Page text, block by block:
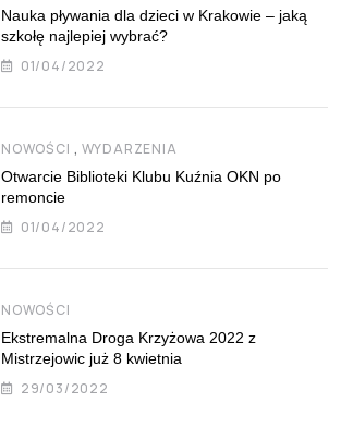
Nauka pływania dla dzieci w Krakowie – jaką
szkołę najlepiej wybrać?
01/04/2022
NOWOŚCI , WYDARZENIA
Otwarcie Biblioteki Klubu Kuźnia OKN po
remoncie
01/04/2022
NOWOŚCI
Ekstremalna Droga Krzyżowa 2022 z
Mistrzejowic już 8 kwietnia
29/03/2022